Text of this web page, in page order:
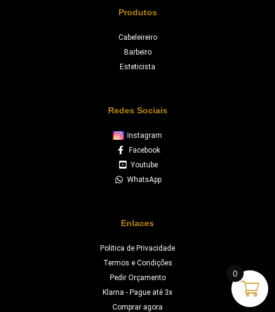
Produtos
Cabeleireiro
Barbeiro
Esteticista
Redes Sociais
Instagram
Facebook
Youtube
WhatsApp
Enlaces
Politica de Privacidade
Termos e Condições
Pedir Orçamento
Klarna - Pague até 3x
Comprar agora
0